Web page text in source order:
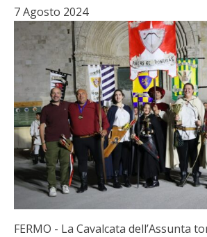
7 Agosto 2024
FERMO - La Cavalcata dell’Assunta